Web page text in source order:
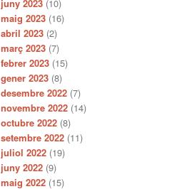
juny 2023 (10)
maig 2023 (16)
abril 2023 (2)
març 2023 (7)
febrer 2023 (15)
gener 2023 (8)
desembre 2022 (7)
novembre 2022 (14)
octubre 2022 (8)
setembre 2022 (11)
juliol 2022 (19)
juny 2022 (9)
maig 2022 (15)